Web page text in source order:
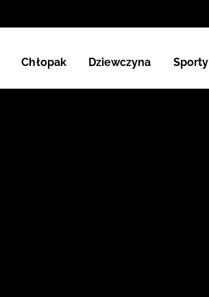
Chłopak Dziewczyna Sporty